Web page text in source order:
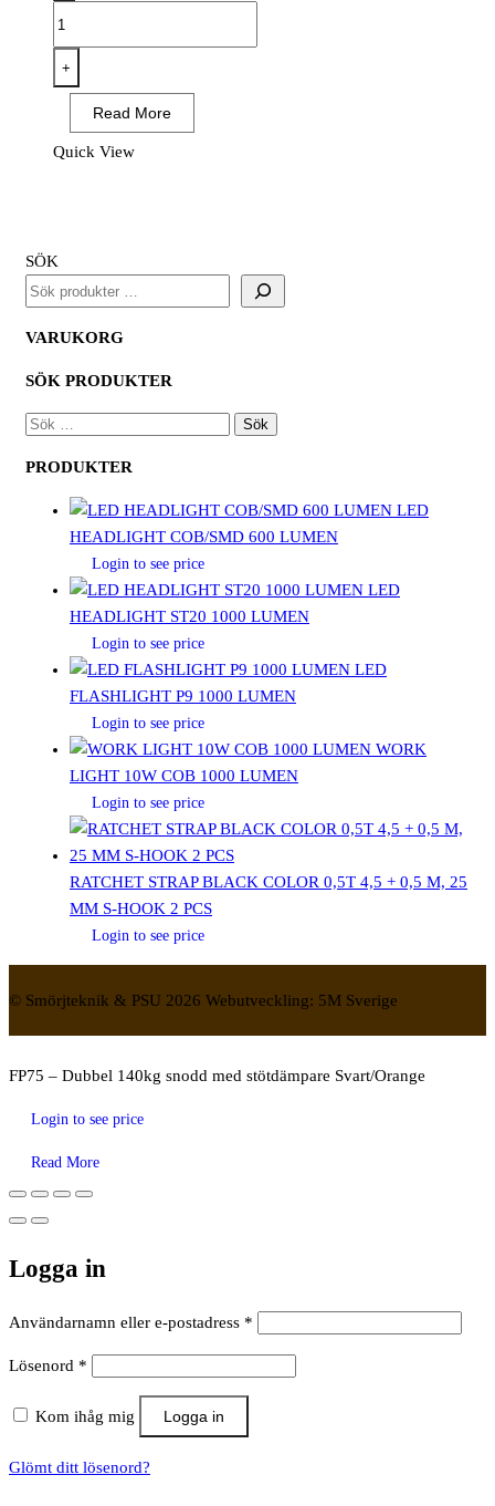
Portwest
Ultra
Punkt
+
Read More
Quick View
SÖK
VARUKORG
SÖK PRODUKTER
SÖK
PRODUKTER
LED
HEADLIGHT COB/SMD 600 LUMEN
Login to see price
LED
HEADLIGHT ST20 1000 LUMEN
Login to see price
LED
FLASHLIGHT P9 1000 LUMEN
Login to see price
WORK
LIGHT 10W COB 1000 LUMEN
Login to see price
RATCHET STRAP BLACK COLOR 0,5T 4,5 + 0,5 M, 25
MM S-HOOK 2 PCS
Login to see price
© Smörjteknik & PSU 2026 Webutveckling: 5M Sverige
FP75 – Dubbel 140kg snodd med stötdämpare Svart/Orange
Login to see price
Read More
Logga in
Användarnamn eller e-postadress *
Lösenord *
Kom ihåg mig Logga in
Glömt ditt lösenord?